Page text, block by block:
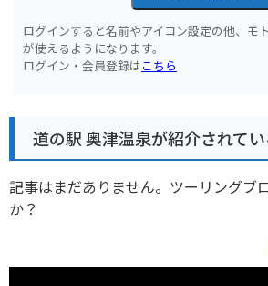
ログインすると名前やアイコン設定の他、モ
が使えるようになります。
ログイン・会員登録はこちら
道の駅 奥津温泉が紹介されて
記事はまだありません。ツーリングブ
か？